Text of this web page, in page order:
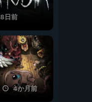
8日前
4か月前